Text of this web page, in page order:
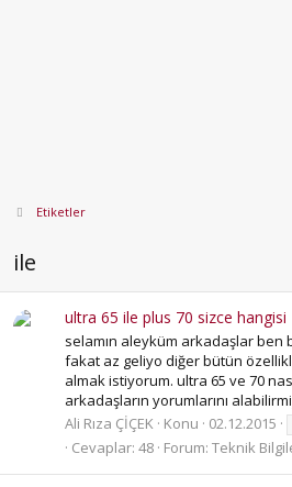
Etiketler
ile
ultra 65 ile plus 70 sizce hangisi
selamın aleyküm arkadaşlar ben
fakat az geliyo diğer bütün
almak istiyorum. ultra 65 ve 70
arkadaşların yorumlarını
Ali Rıza ÇİÇEK Konu 02.12.2015
Cevaplar: 48 Forum: Teknik